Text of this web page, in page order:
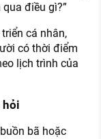
điều gì?”
cá nhân,
có thời điểm
lịch trình của
hỏi
bã hoặc